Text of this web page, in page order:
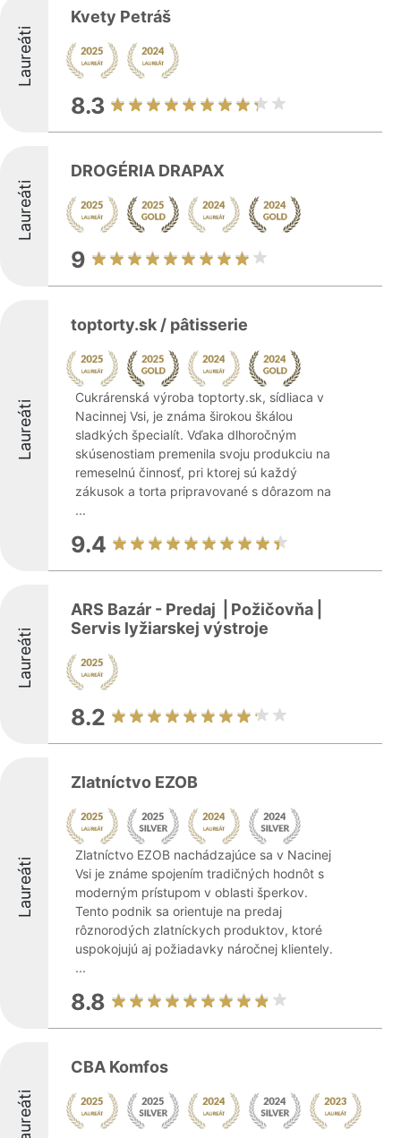
Laureáti
Kvety Petráš
8.3
Laureáti
DROGÉRIA DRAPAX
9
Laureáti
toptorty.sk / pâtisserie
Cukrárenská výroba toptorty.sk, sídliaca v
Nacinnej Vsi, je známa širokou škálou
sladkých špecialít. Vďaka dlhoročným
skúsenostiam premenila svoju produkciu na
remeselnú činnosť, pri ktorej sú každý
zákusok a torta pripravované s dôrazom na
...
9.4
Laureáti
ARS Bazár - Predaj ⎟ Požičovňa⎟
Servis lyžiarskej výstroje
8.2
Laureáti
Zlatníctvo EZOB
Zlatníctvo EZOB nachádzajúce sa v Nacinej
Vsi je známe spojením tradičných hodnôt s
moderným prístupom v oblasti šperkov.
Tento podnik sa orientuje na predaj
rôznorodých zlatníckych produktov, ktoré
uspokojujú aj požiadavky náročnej klientely.
...
8.8
Laureáti
CBA Komfos